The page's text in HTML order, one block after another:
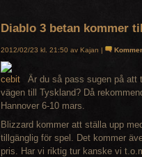
Diablo 3 betan kommer
2012/02/23 kl. 21:50 av Kajan |
Är du så pass sugen på att
vägen till Tyskland? Då
Hannover 6-10 mars.
Blizzard kommer att ställa upp
tillgänglig för spel. Det kommer
pris. Har vi riktig tur kanske vi